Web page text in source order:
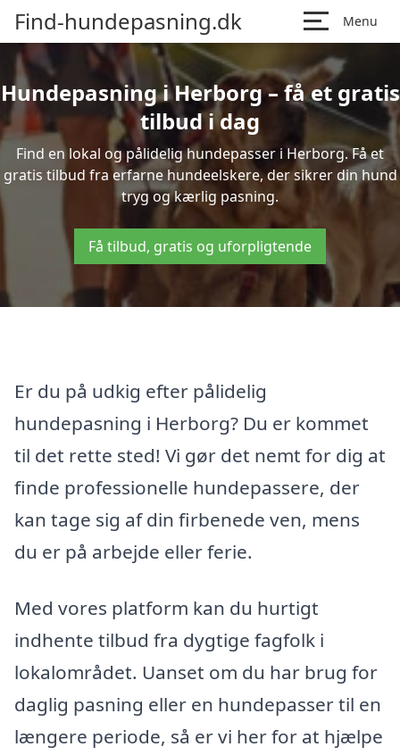
Find-hundepasning.dk Menu
Hundepasning i Herborg – få et gratis
tilbud i dag
Find en lokal og pålidelig hundepasser i Herborg. Få et
gratis tilbud fra erfarne hundeelskere, der sikrer din hund
tryg og kærlig pasning.
Få tilbud, gratis og uforpligtende
Er du på udkig efter pålidelig
hundepasning i Herborg? Du er kommet
til det rette sted! Vi gør det nemt for dig at
finde professionelle hundepassere, der
kan tage sig af din firbenede ven, mens
du er på arbejde eller ferie.
Med vores platform kan du hurtigt
indhente tilbud fra dygtige fagfolk i
lokalområdet. Uanset om du har brug for
daglig pasning eller en hundepasser til en
længere periode, så er vi her for at hjælpe